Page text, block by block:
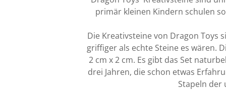
primär kleinen Kindern schulen
Die Kreativsteine von Dragon Toys
griffiger als echte Steine es wären.
2 cm x 2 cm. Es gibt das Set
drei Jahren, die schon etwas
Stapeln der